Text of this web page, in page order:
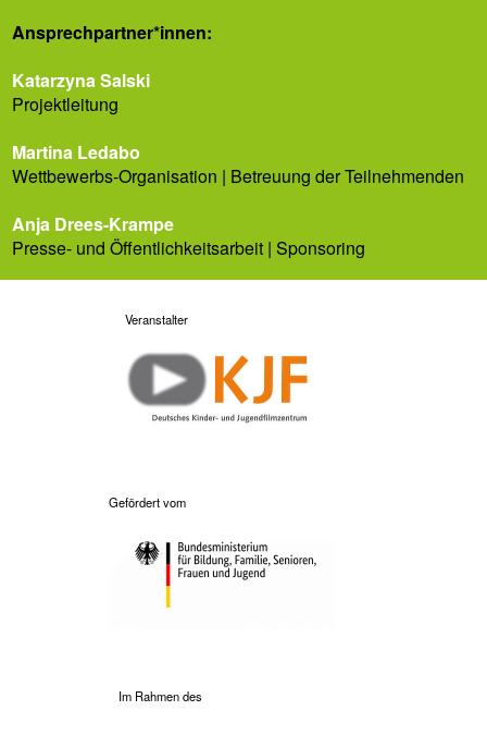
Ansprech­partner*innen:
Katarzyna Salski
Projektleitung
Martina Ledabo
Wettbewerbs-Organisation | Betreuung der Teilnehmenden
Anja Drees-Krampe
Presse- und Öffentlichkeitsarbeit | Sponsoring
Veranstalter
Gefördert vom
Im Rahmen des